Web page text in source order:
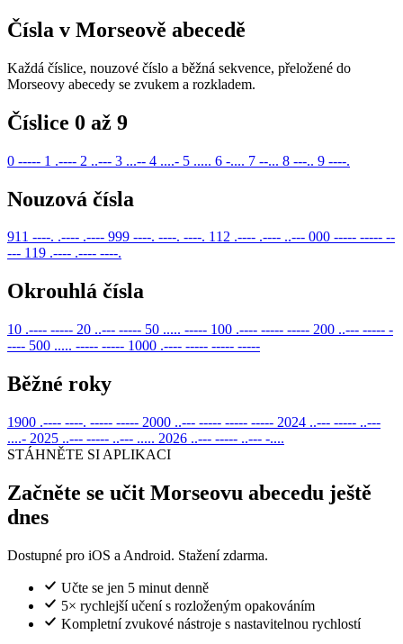
Čísla v Morseově abecedě
Každá číslice, nouzové číslo a běžná sekvence, přeložené do
Morseovy abecedy se zvukem a rozkladem.
Číslice 0 až 9
0 ----- 1 .---- 2 ..--- 3 ...-- 4 ....- 5 ..... 6 -.... 7 --... 8 ---.. 9 ----.
Nouzová čísla
911 ----. .---- .---- 999 ----. ----. ----. 112 .---- .---- ..--- 000 ----- ----- --
--- 119 .---- .---- ----.
Okrouhlá čísla
10 .---- ----- 20 ..--- ----- 50 ..... ----- 100 .---- ----- ----- 200 ..--- ----- -
---- 500 ..... ----- ----- 1000 .---- ----- ----- -----
Běžné roky
1900 .---- ----. ----- ----- 2000 ..--- ----- ----- ----- 2024 ..--- ----- ..---
....- 2025 ..--- ----- ..--- ..... 2026 ..--- ----- ..--- -....
STÁHNĚTE SI APLIKACI
Začněte se učit Morseovu abecedu ještě
dnes
Dostupné pro iOS a Android. Stažení zdarma.
Učte se jen 5 minut denně
5× rychlejší učení s rozloženým opakováním
Kompletní zvukové nástroje s nastavitelnou rychlostí